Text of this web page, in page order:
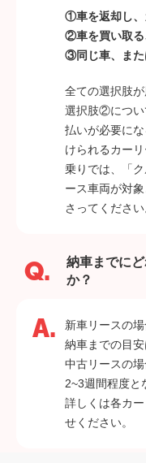
①車を返却し、
②車を買い取る
③同じ車、また
全ての選択肢
選択肢②につい
払いが必要に
けられるカー
乗りでは、「
ース車両が対
さってください
納車までに
か？
新車リースの
納車までの目
中古リースの
2~3週間程度と
詳しくは各カ
せください。